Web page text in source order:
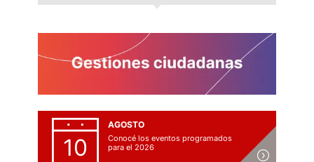
10
AGOSTO
Conocé los eventos programados
para el 2026